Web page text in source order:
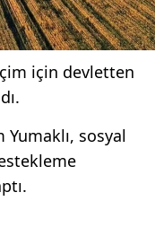
için devletten
Yumaklı, sosyal